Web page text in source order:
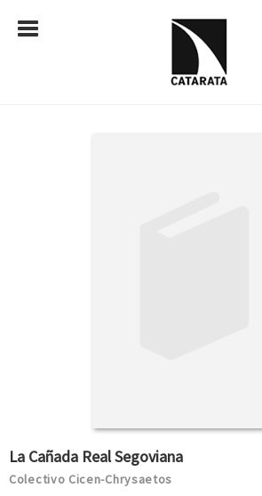
La Cañada Real Segoviana
Colectivo Cicen-Chrysaetos